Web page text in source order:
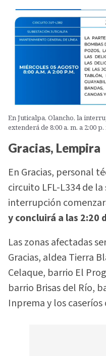
En Juticalpa, Olancho, la
extenderá de 8:00 a. m. a 2:00
Gracias, Lempira
En Gracias, personal
circuito LFL-L334 de
interrupción
y concluirá a las 2:20
Las zonas afectadas
Gracias, aldea Tierra
Celaque, barrio El
barrio Brisas del Río,
Inprema y los caseríos